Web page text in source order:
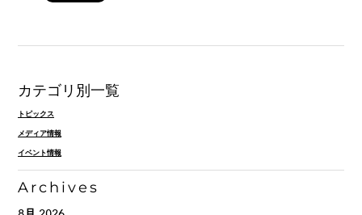
カテゴリ別一覧
トピックス
メディア情報
イベント情報
Archives